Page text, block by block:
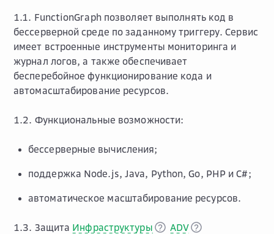
1.1. FunctionGraph позволяет выполнять код в
бессерверной среде по заданному триггеру. Сервис
имеет встроенные инструменты мониторинга и
журнал логов, а также обеспечивает
бесперебойное функционирование кода и
автомасштабирование ресурсов.
1.2. Функциональные возможности:
бессерверные вычисления;
поддержка Node.js, Java, Python, Go, PHP и C#;
автоматическое масштабирование ресурсов.
1.3. Защита Инфраструктуры
ADV